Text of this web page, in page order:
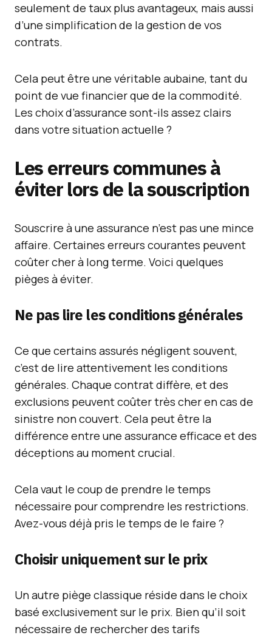
seulement de taux plus avantageux, mais aussi
d’une simplification de la gestion de vos
contrats.
Cela peut être une véritable aubaine, tant du
point de vue financier que de la commodité.
Les choix d’assurance sont-ils assez clairs
dans votre situation actuelle ?
Les erreurs communes à
éviter lors de la souscription
Souscrire à une assurance n’est pas une mince
affaire. Certaines erreurs courantes peuvent
coûter cher à long terme. Voici quelques
pièges à éviter.
Ne pas lire les conditions générales
Ce que certains assurés négligent souvent,
c’est de lire attentivement les conditions
générales. Chaque contrat diffère, et des
exclusions peuvent coûter très cher en cas de
sinistre non couvert. Cela peut être la
différence entre une assurance efficace et des
déceptions au moment crucial.
Cela vaut le coup de prendre le temps
nécessaire pour comprendre les restrictions.
Avez-vous déjà pris le temps de le faire ?
Choisir uniquement sur le prix
Un autre piège classique réside dans le choix
basé exclusivement sur le prix. Bien qu’il soit
nécessaire de rechercher des tarifs